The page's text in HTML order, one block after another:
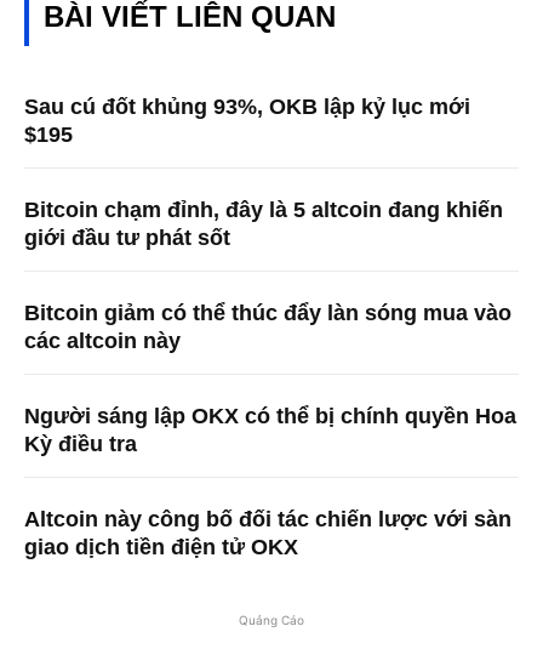
BÀI VIẾT LIÊN QUAN
Sau cú đốt khủng 93%, OKB lập kỷ lục mới
$195
Bitcoin chạm đỉnh, đây là 5 altcoin đang khiến
giới đầu tư phát sốt
Bitcoin giảm có thể thúc đẩy làn sóng mua vào
các altcoin này
Người sáng lập OKX có thể bị chính quyền Hoa
Kỳ điều tra
Altcoin này công bố đối tác chiến lược với sàn
giao dịch tiền điện tử OKX
Quảng Cáo